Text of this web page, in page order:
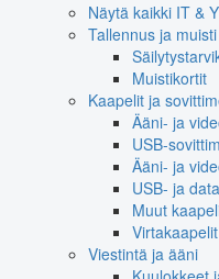
Näytä kaikki IT &
Tallennus ja muisti
Muistikortit
Kaapelit ja
Ääni- ja
USB-
Ääni- ja
USB- ja
Muut
Virtakaapelit
Viestintä ja ääni